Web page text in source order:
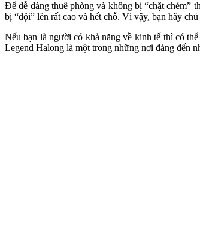
Để dễ dàng thuê phòng và không bị “chặt chém”
bị “đội” lên rất cao và hết chỗ. Vì vậy, bạn hãy
Nếu bạn là người có khả năng về kinh tế thì có
Legend Halong là một trong những nơi đáng đến